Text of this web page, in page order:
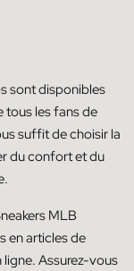
sont disponibles
tous les fans de
suffit de choisir la
du confort et du
MLB
en articles de
Assurez-vous